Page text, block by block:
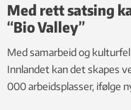
Med rett satsing
“Bio Valley”
Med samarbeid og
Innlandet kan det skapes
000 arbeidsplasser, ifølge